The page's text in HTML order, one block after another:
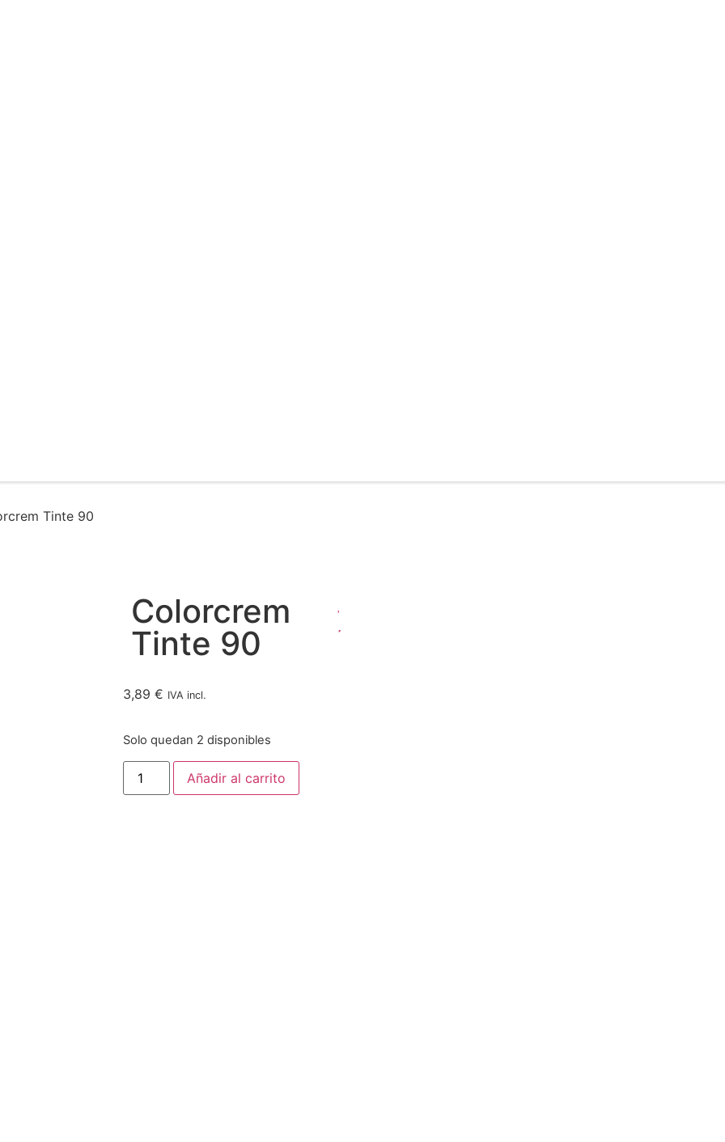
Tinte 90
Colorcrem
Tinte 90
3,89 € IVA incl.
Solo quedan 2 disponibles
Añadir al carrito